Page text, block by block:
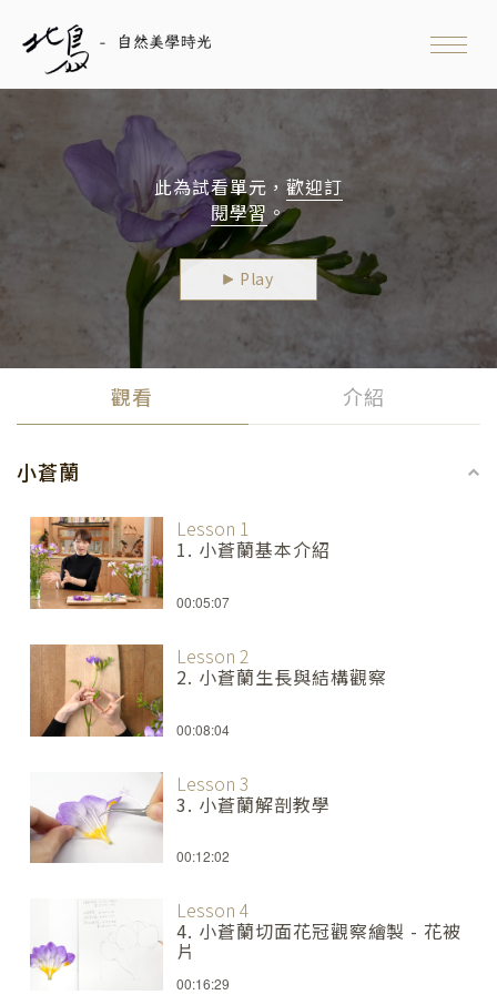
Toggle
此為試看單元， 歡迎訂
閱學習 。
Play
觀看 介紹
小蒼蘭
Lesson 1
1. 小蒼蘭基本介紹
00:05:07
Lesson 2
2. 小蒼蘭生長與結構觀察
00:08:04
Lesson 3
3. 小蒼蘭解剖教學
00:12:02
Lesson 4
4. 小蒼蘭切面花冠觀察繪製 - 花被
片
00:16:29